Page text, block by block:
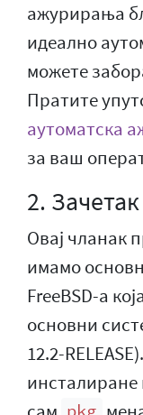
ажурирања
идеално
можете
Пратите
аутоматска
за ваш
2. Зачетак
Овај чланак
имамо
FreeBSD-а
основни
12.2-
инсталиране